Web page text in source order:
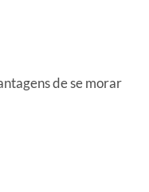
de se morar